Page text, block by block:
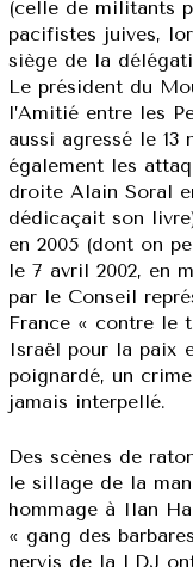
(celle de militants
pacifistes juives,
siège de la
Le président du
l’Amitié entre les
aussi agressé le 13
également les
droite Alain Soral
dédicaçait son
en 2005 (dont on
le 7 avril 2002, en
par le Conseil
France « contre le
Israël pour la paix
poignardé, un
jamais interpellé.
Des scènes de
le sillage de la
hommage à Ilan
« gang des
nervis de la LDJ